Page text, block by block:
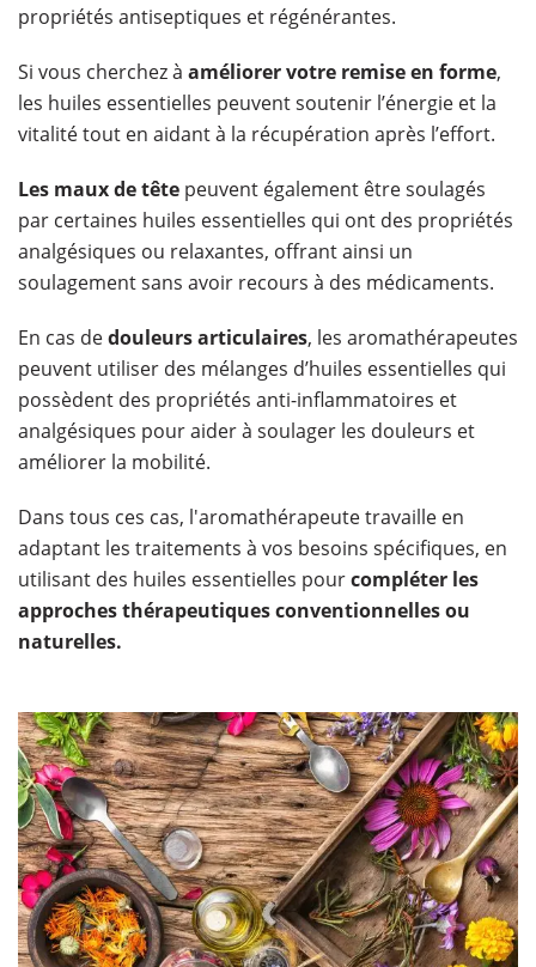
propriétés antiseptiques et régénérantes.
Si vous cherchez à améliorer votre remise en forme,
les huiles essentielles peuvent soutenir l’énergie et la
vitalité tout en aidant à la récupération après l’effort.
Les maux de tête peuvent également être soulagés
par certaines huiles essentielles qui ont des propriétés
analgésiques ou relaxantes, offrant ainsi un
soulagement sans avoir recours à des médicaments.
En cas dedouleurs articulaires, les aromathérapeutes
peuvent utiliser des mélanges d’huiles essentielles qui
possèdent des propriétés anti-inflammatoires et
analgésiques pour aider à soulager les douleurs et
améliorer la mobilité.
Dans tous ces cas, l'aromathérapeute travaille en
adaptant les traitements à vos besoins spécifiques, en
utilisant des huiles essentielles pourcompléter les
approches thérapeutiques conventionnelles ou
naturelles.